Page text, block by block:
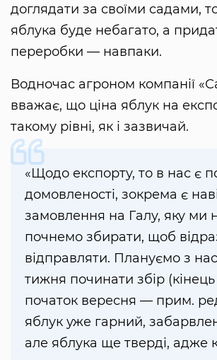
доглядати за своїми садами,
яблука буде небагато, а
переробки — навпаки.
Водночас агроном компанії
вважає, що ціна яблук на
такому рівні, як і зазвичай.
«Щодо експорту, то в нас є
домовленості, зокрема є
замовлення на Галу, яку ми
почнемо збирати, щоб
відправляти. Плануємо з
тижня починати збір
початок вересня — прим.
яблук уже гарний,
але яблука ще тверді, адже